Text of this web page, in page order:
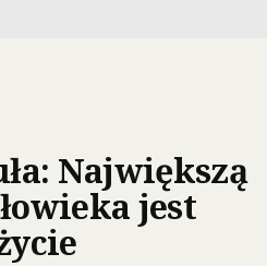
Największą
jest